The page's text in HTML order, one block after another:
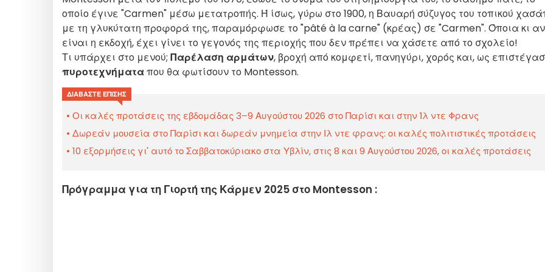
οποίο έγινε "Carmen" μέσω μετατροπής. Ή ίσως, γύρω στο 1900, η Βαυαρή σύζυγος του τοπικού
με τη γλυκύτατη προφορά της, παραμόρφωσε το "pâté à la carne" (κρέας) σε "Carmen". Όποια κι αν
είναι η εκδοχή, έχει γίνει το γεγονός της περιοχής που δεν πρέπει να χάσετε από το σχολείο!
Τι υπάρχει στο μενού; Παρέλαση αρμάτων, βροχή από κομφετί, πανηγύρι, χορός και, ως
πυροτεχνήματαπου θα φωτίσουν το Montesson.
ΔΙΑΒΆΣΤΕ ΕΠΊΣΗΣ
Οι καλές προτάσεις της εβδομάδας 3–9 Αυγούστου 2026 στο Παρίσι και στην Ίλ ντε Φρανς
Δωρεάν μουσεία στο Παρίσι και δωρεάν μνημεία στην Ιλ ντε φρανς: οι καλές πολιτιστικές προτάσεις
10 εξορμήσεις γι' αυτό το Σαββατοκύριακο στα Υβλίν, στις 8 και 9 Αυγούστου 2026, οι καλές προτάσεις
Πρόγραμμα για τη Γιορτή της Κάρμεν 2025 στο Montesson :